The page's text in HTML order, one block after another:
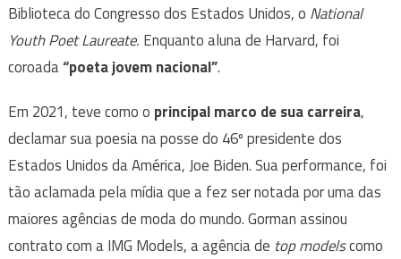
Biblioteca do Congresso dos Estados Unidos, o National
Youth Poet Laureate. Enquanto aluna de Harvard, foi
coroada“poeta jovem nacional”.
Em 2021, teve como o principal marco de sua carreira,
declamar sua poesia na posse do 46º presidente dos
Estados Unidos da América, Joe Biden. Sua performance, foi
tão aclamada pela mídia que a fez ser notada por uma das
maiores agências de moda do mundo. Gorman assinou
contrato com a IMG Models, a agência de top modelscomo